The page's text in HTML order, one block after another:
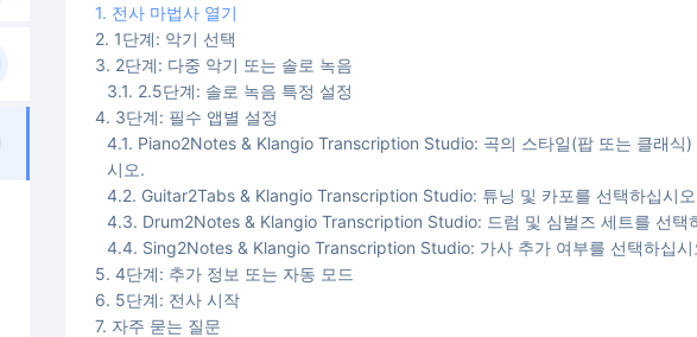
전사 마법사 열기
1단계: 악기 선택
2단계: 다중 악기 또는 솔로 녹음
2.5단계: 솔로 녹음 특정 설정
3단계: 필수 앱별 설정
Piano2Notes & Klangio Transcription Studio: 곡의 스타일(팝 또는 클래식)
시오.
Guitar2Tabs & Klangio Transcription Studio: 튜닝 및 카포를 선택하십시
Drum2Notes & Klangio Transcription Studio: 드럼 및 심벌즈 세트를 선택
Sing2Notes & Klangio Transcription Studio: 가사 추가 여부를 선택하십시
4단계: 추가 정보 또는 자동 모드
5단계: 전사 시작
자주 묻는 질문